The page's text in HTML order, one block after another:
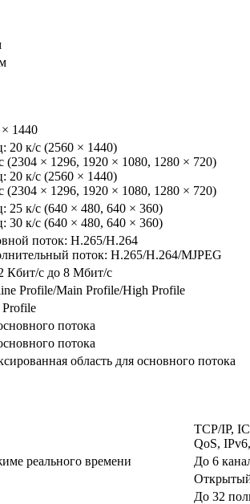
1440
20 к/с (2560 × 1440)
(2304 × 1296, 1920 × 1080, 1280 × 720)
20 к/с (2560 × 1440)
(2304 × 1296, 1920 × 1080, 1280 × 720)
25 к/с (640 × 480, 640 × 360)
30 к/с (640 × 480, 640 × 360)
поток: H.265/H.264
поток: H.265/H.264/MJPEG
Кбит/с до 8 Мбит/с
Profile/Main Profile/High Profile
потока
потока
область для основного потока
TCP/IP,
QoS,
реального времени
До 6
До 32